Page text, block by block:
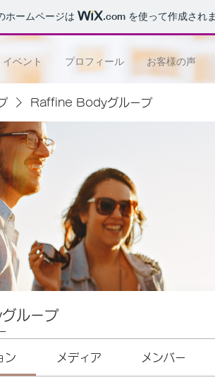
ホームページは .com を使って作成され
ベント プロフィール お客様の声
Raffine Bodyグループ
ループ
ン メディア メンバー